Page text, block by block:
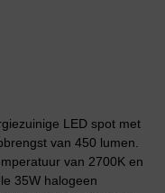
LED spot met
van 450 lumen.
van 2700K en
35W halogeen